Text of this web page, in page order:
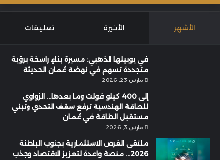
الأشهر الأخيرة تعليقات
في يوبيلها الذهبي: مسيرة بناءٍ راسخة برؤية
متجددة تسهم في نهضة عُمان الحديثة
مارس 23, 2026
إلى 400 كيلو فولت وما بعدها… الزواوي
للطاقة الهندسية ترفع سقف التحدي وتبني
مستقبل الطاقة في عُمان
مارس 3, 2026
ملتقى الفرص الاستثمارية بجنوب الباطنة
2026… منصة واعدة لتعزيز الاقتصاد وجذب